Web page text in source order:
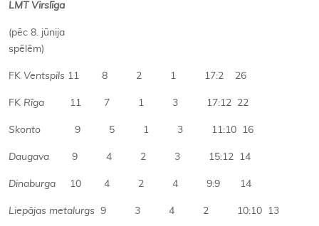
LMT Virslīga
(pēc 8. jūnija
spēlēm)
FK Ventspils 11 8 2 1 17:2 26
FK Rīga 11 7 1 3 17:12 22
Skonto 9 5 1 3 11:10 16
Daugava 9 4 2 3 15:12 14
Dinaburga 10 4 2 4 9:9 14
Liepājas metalurgs 9 3 4 2 10:10 13